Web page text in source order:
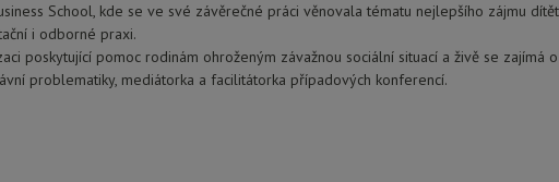
School, kde se ve své závěrečné práci věnovala tématu nejlepšího zájmu
i odborné praxi.
poskytující pomoc rodinám ohroženým závažnou sociální situací a živě se zajímá
problematiky, mediátorka a facilitátorka případových konferencí.